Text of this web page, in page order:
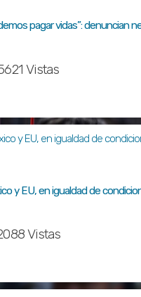
pagar vidas”: denuncian
Vistas
y EU, en igualdad de
Vistas